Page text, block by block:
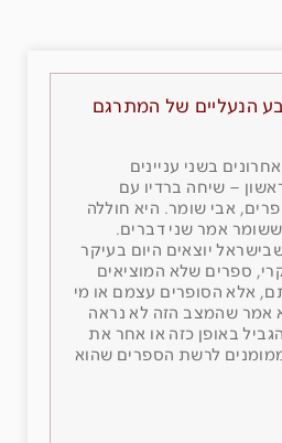
הנעליים של המתרגם
בשני עניינים
– שיחה ברדיו עם
אבי שומר. היא חוללה
אמר שני דברים.
יוצאים היום בעיקר
ספרים שלא המוציאים
אלא הסופרים עצמם או מי
אמר שהמצב הזה לא נראה
באופן כזה או אחר את
לרשת הספרים שהוא